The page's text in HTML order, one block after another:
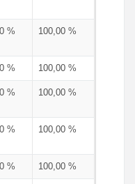
% 100,00 %
% 100,00 %
% 100,00 %
% 100,00 %
% 100,00 %